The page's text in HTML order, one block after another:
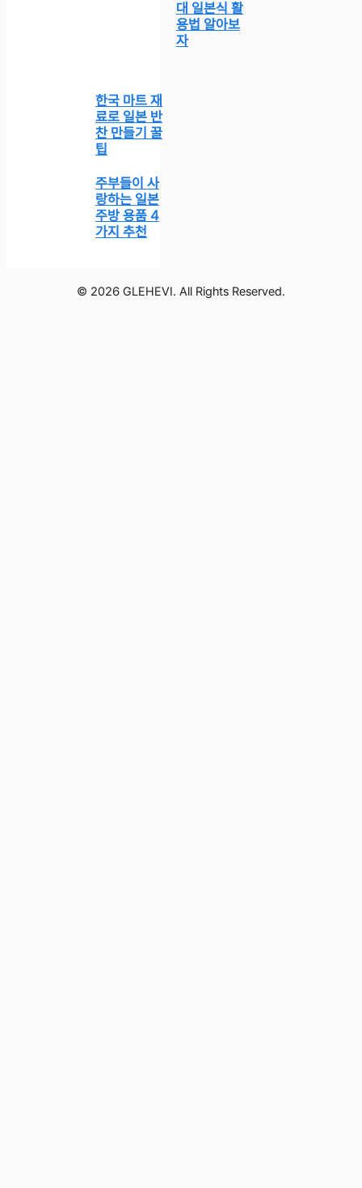
대 일본식 활
용법 알아보
자
한국 마트 재
료로 일본 반
찬 만들기 꿀
팁
주부들이 사
랑하는 일본
주방 용품 4
가지 추천
© 2026 GLEHEVI. All Rights Reserved.